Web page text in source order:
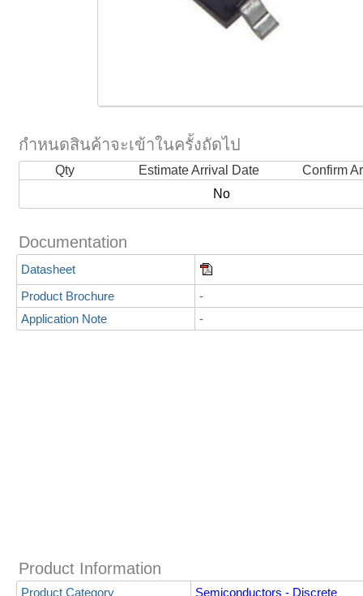
กำหนดสินค้าจะเข้าในครั้งถัดไป
Qty Estimate Arrival Date
Confirm
No
Documentation
Datasheet
Product Brochure
-
Application Note
-
Product Information
Product Category Semiconductors - Discrete